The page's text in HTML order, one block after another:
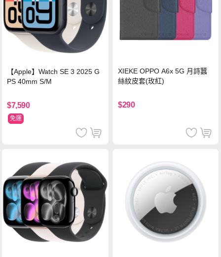
【Apple】Watch SE 3 2025 G
PS 40mm S/M
$7,590
免運
XIEKE OPPO A6x 5G 月詩蠶
絲紋皮套(玫紅)
$290